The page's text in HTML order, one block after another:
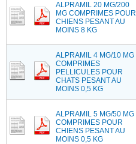
ALPRAMIL 20 MG/200
MG COMPRIMES POUR
CHIENS PESANT AU
MOINS 8 KG
ALPRAMIL 4 MG/10 MG
COMPRIMES
PELLICULES POUR
CHATS PESANT AU
MOINS 0,5 KG
ALPRAMIL 5 MG/50 MG
COMPRIMES POUR
CHIENS PESANT AU
MOINS 0,5 KG